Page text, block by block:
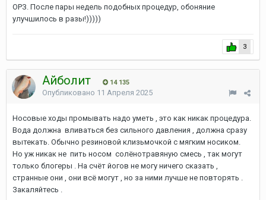
ОРЗ. После пары недель подобных процедур, обоняние
улучшилось в разы!)))))
3
Айболит 14 135
Опубликовано 11 Апреля 2025
Носовые ходы промывать надо уметь , это как никак процедура.
Вода должна вливаться без сильного давления , должна сразу
вытекать. Обычно резиновой клизьмочкой с мягким носиком.
Но уж никак не пить носом солёнотравяную смесь , так могут
только блогеры . На счёт йогов не могу ничего сказать ,
странные они , они всё могут , но за ними лучше не повторять .
Закаляйтесь .